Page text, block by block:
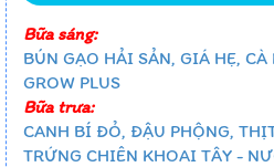
Bữa sáng:
BÚN GẠO HẢI SẢN, GIÁ HẸ,
GROW PLUS
Bữa trưa:
CANH BÍ ĐỎ, ĐẬU PHỘNG,
TRỨNG CHIÊN KHOAI TÂY -